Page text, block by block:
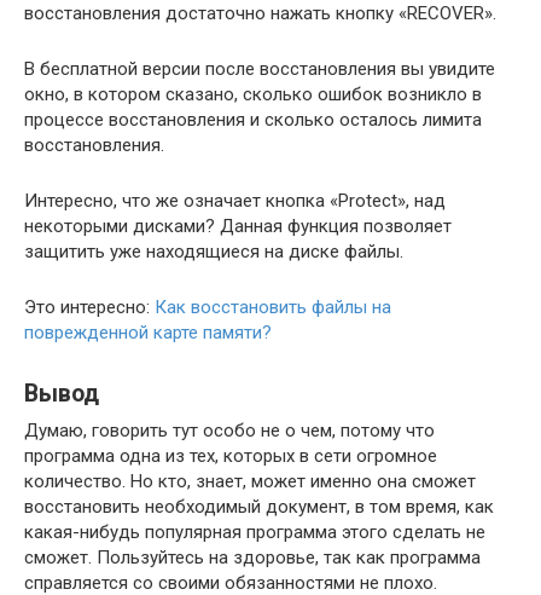
восстановления достаточно нажать кнопку «RECOVER».
В бесплатной версии после восстановления вы увидите
окно, в котором сказано, сколько ошибок возникло в
процессе восстановления и сколько осталось лимита
восстановления.
Интересно, что же означает кнопка «Protect», над
некоторыми дисками? Данная функция позволяет
защитить уже находящиеся на диске файлы.
Это интересно: Как восстановить файлы на
поврежденной карте памяти?
Вывод
Думаю, говорить тут особо не о чем, потому что
программа одна из тех, которых в сети огромное
количество. Но кто, знает, может именно она сможет
восстановить необходимый документ, в том время, как
какая-нибудь популярная программа этого сделать не
сможет. Пользуйтесь на здоровье, так как программа
справляется со своими обязанностями не плохо.